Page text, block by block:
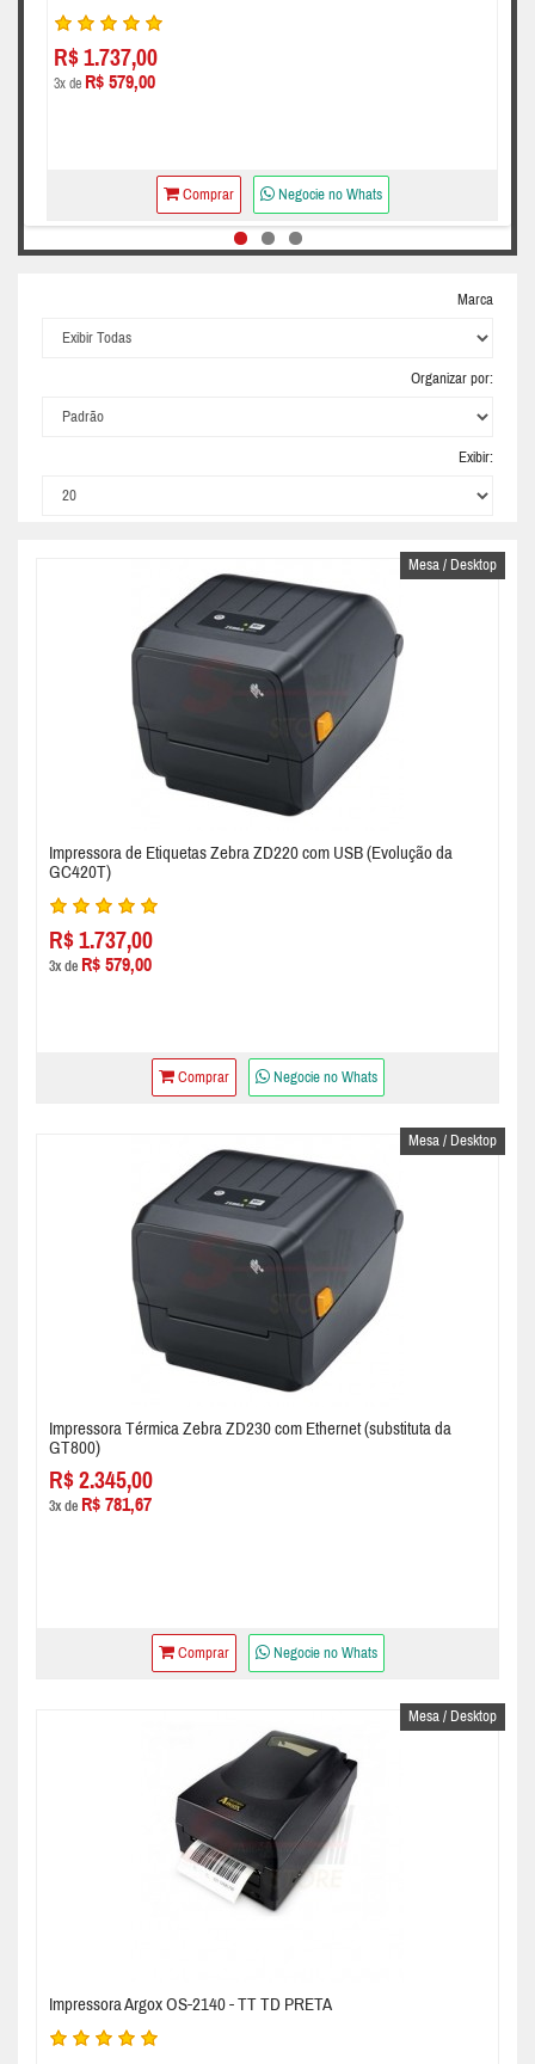
R$ 1.737,00
3x de R$ 579,00
Comprar Negocie no Whats
Marca
Organizar por:
Exibir:
Mesa / Desktop
Impressora de Etiquetas Zebra ZD220 com USB (Evolução da
GC420T)
R$ 1.737,00
3x de R$ 579,00
Comprar Negocie no Whats
Mesa / Desktop
Impressora Térmica Zebra ZD230 com Ethernet (substituta da
GT800)
R$ 2.345,00
3x de R$ 781,67
Comprar Negocie no Whats
Mesa / Desktop
Impressora Argox OS-2140 - TT TD PRETA